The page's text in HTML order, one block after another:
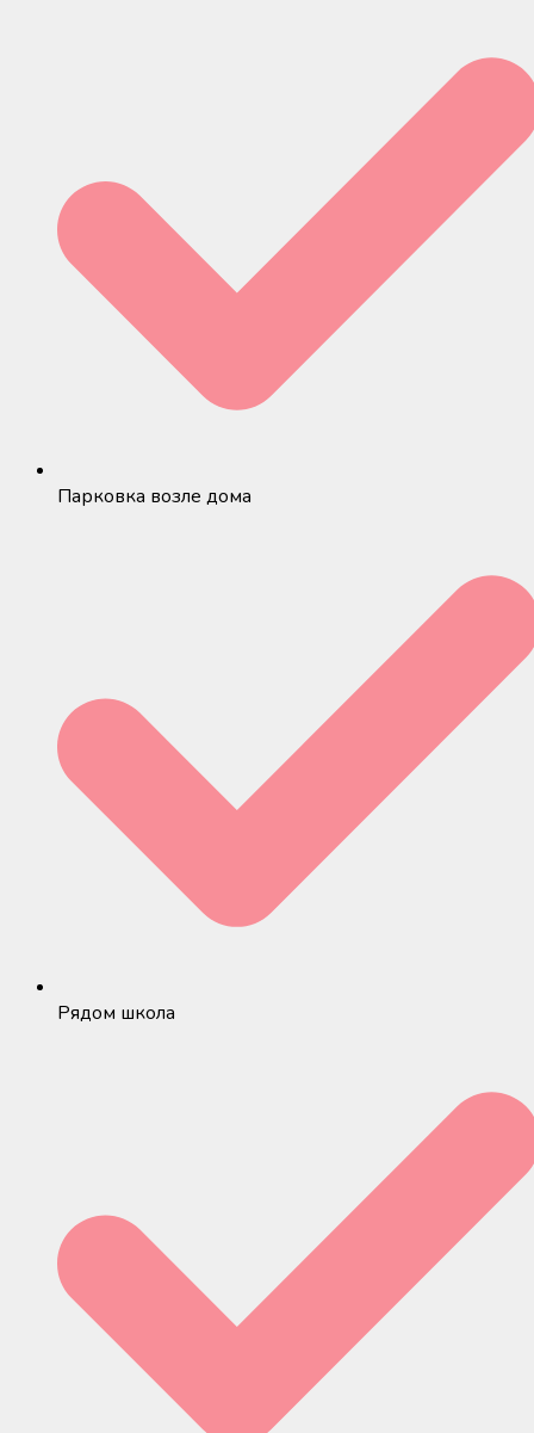
Парковка возле дома
Рядом школа